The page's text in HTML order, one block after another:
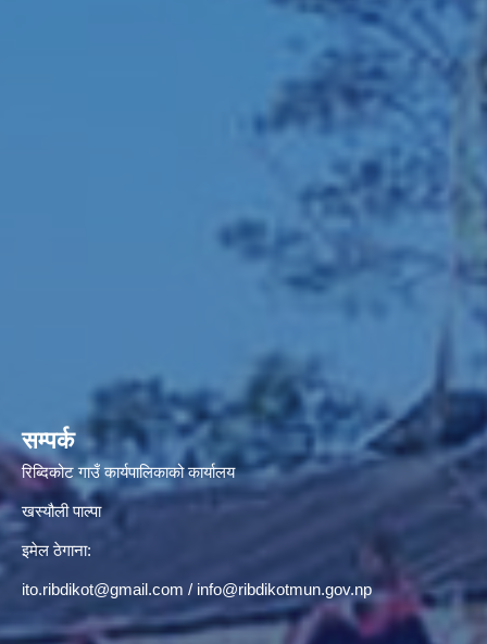
सम्पर्क
रिब्दिकोट गाउँ कार्यपालिकाको कार्यालय
खस्यौली पाल्पा
इमेल ठेगाना:
ito.ribdikot@gmail.com / info@ribdikotmun.gov.np